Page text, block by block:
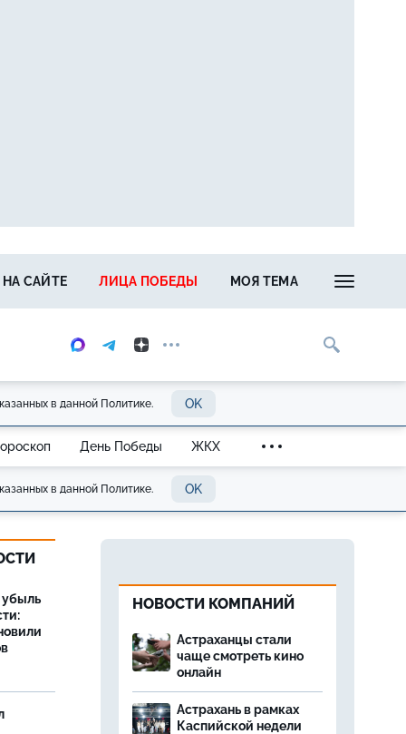
НА САЙТЕ ЛИЦА ПОБЕДЫ МОЯ ТЕМА
в данной Политике. OK
День Победы ЖКХ
в данной Политике. OK
убыль
НОВОСТИ КОМПАНИЙ
Астраханцы стали
чаще смотреть кино
онлайн
Астрахань в рамках
Каспийской недели